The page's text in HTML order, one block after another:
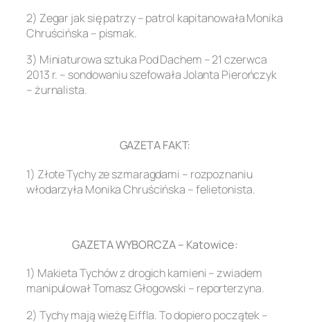
2) Zegar jak się patrzy – patrol kapitanowała Monika
Chruścińska – pismak.
3) Miniaturowa sztuka Pod Dachem – 21 czerwca
2013 r. – sondowaniu szefowała Jolanta Pierończyk
– żurnalista.
GAZETA FAKT:
1) Złote Tychy ze szmaragdami – rozpoznaniu
włodarzyła Monika Chruścińska – felietonista.
GAZETA WYBORCZA – Katowice:
1) Makieta Tychów z drogich kamieni – zwiadem
manipulował Tomasz Głogowski – reporterzyna.
2) Tychy mają wieżę Eiffla. To dopiero początek –